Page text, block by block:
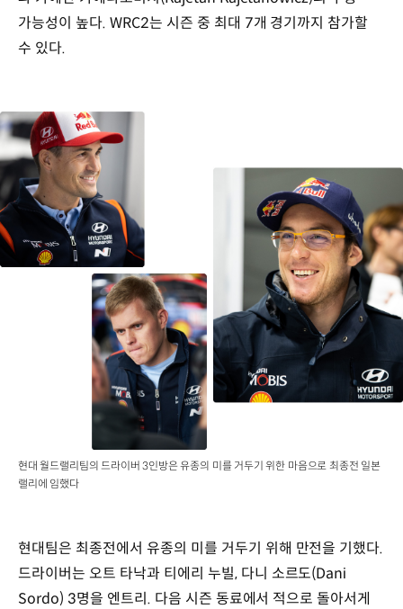
가능성이 높다. WRC2는 시즌 중 최대 7개 경기까지 참가할
수 있다.
현대 월드랠리팀의 드라이버 3인방은 유종의 미를 거두기 위한 마음으로 최종전 일본
랠리에 임했다
현대팀은 최종전에서 유종의 미를 거두기 위해 만전을 기했다.
드라이버는 오트 타낙과 티에리 누빌, 다니 소르도(Dani
Sordo) 3명을 엔트리. 다음 시즌 동료에서 적으로 돌아서게